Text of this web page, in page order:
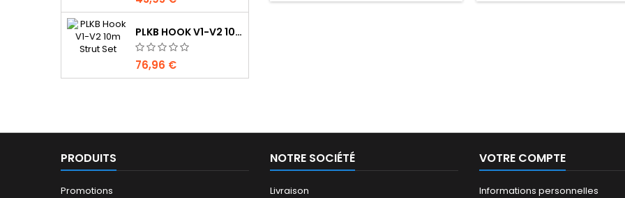
PLKB HOOK V1-V2 10M JEU DE LATTES
76,96 €
PRODUITS
Promotions
NOTRE SOCIÉTÉ
Livraison
VOTRE COMPTE
Informations personnelles